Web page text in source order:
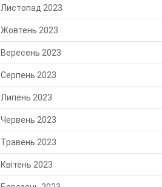
Листопад 2023
Жовтень 2023
Вересень 2023
Серпень 2023
Липень 2023
Червень 2023
Травень 2023
Квітень 2023